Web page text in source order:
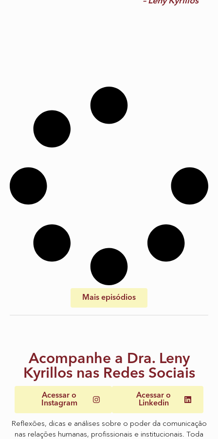
Mais episódios
Acompanhe a Dra. Leny
Kyrillos nas Redes Sociais
Acessar o
Instagram
Acessar o
Linkedin
Reflexões, dicas e análises sobre o poder da comunicação
nas relações humanas, profissionais e institucionais. Toda